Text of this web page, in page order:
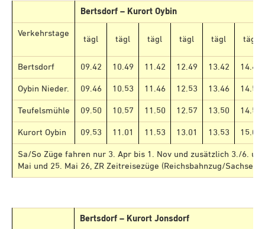
Bertsdorf – Kurort Oybin
Verkehrstage
tägl tägl tägl tägl tägl tägl
Bertsdorf 09.42 10.49 11.42 12.49 13.42 14.49
Oybin Nieder. 09.46 10.53 11.46 12.53 13.46 14.53
Teufelsmühle 09.50 10.57 11.50 12.57 13.50 14.57
Kurort Oybin 09.53 11.01 11.53 13.01 13.53 15.01
Sa/So Züge fahren nur 3. Apr bis 1. Nov und zusätzlich 3./6.
Mai und 25. Mai 26, ZR Zeitreisezüge (Reichsbahnzug/
Bertsdorf – Kurort Jonsdorf